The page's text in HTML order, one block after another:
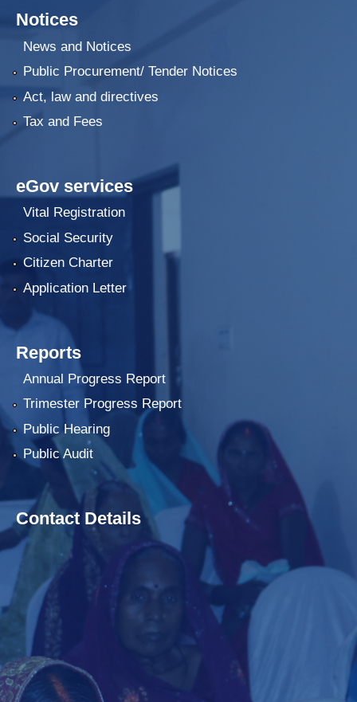
Notices
News and Notices
Public Procurement/ Tender Notices
Act, law and directives
Tax and Fees
eGov services
Vital Registration
Social Security
Citizen Charter
Application Letter
Reports
Annual Progress Report
Trimester Progress Report
Public Hearing
Public Audit
Contact Details